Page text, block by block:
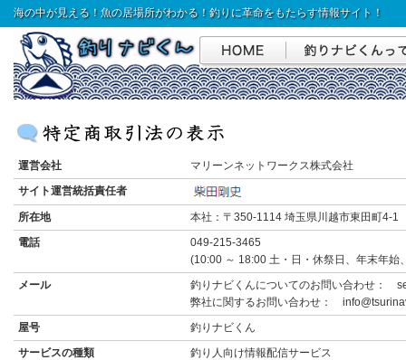
海の中が見える！魚の居場所がわかる！釣りに革命をもたらす情報サイト！
運営会社
マリーンネットワークス株式会社
サイト運営統括責任者
所在地
本社：〒350-1114 埼玉県川越市東田町4-1
電話
049-215-3465
(10:00 ～ 18:00 土・日・休祭日、年末年始
メール
釣りナビくんについてのお問い合わせ：
弊社に関するお問い合わせ：
屋号
釣りナビくん
サービスの種類
釣り人向け情報配信サービス